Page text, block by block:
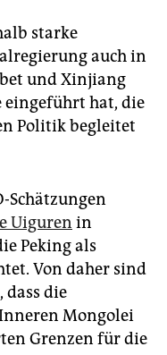
starke
auch in
und Xinjiang
hat, die
Politik begleitet
Schätzungen
Uiguren in
Peking als
Von daher sind
dass die
Mongolei
Grenzen für die